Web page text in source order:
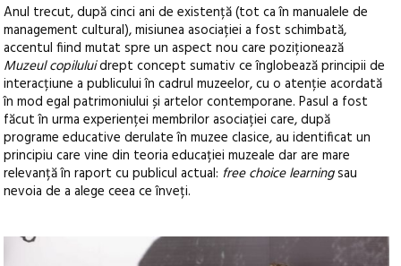
Anul trecut, după cinci ani de existență (tot ca în manualele de
management cultural), misiunea asociației a fost schimbată,
accentul fiind mutat spre un aspect nou care poziționează
Muzeul copiluluidrept concept sumativ ce înglobează principii de
interacțiune a publicului în cadrul muzeelor, cu o atenție acordată
în mod egal patrimoniului și artelor contemporane. Pasul a fost
făcut în urma experienței membrilor asociației care, după
programe educative derulate în muzee clasice, au identificat un
principiu care vine din teoria educației muzeale dar are mare
relevanță în raport cu publicul actual: free choice learningsau
nevoia de a alege ceea ce înveți.